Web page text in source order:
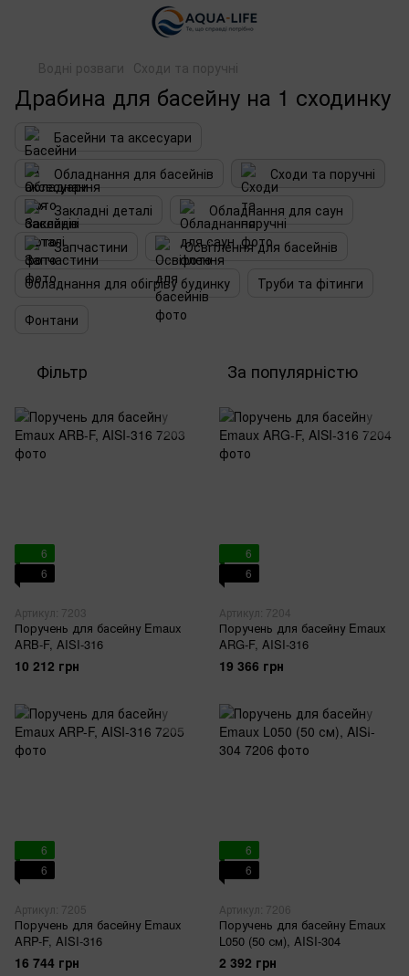
Водні розваги Сходи та поручні
Драбина для басейну на 1 сходинку
Басейни та аксесуари
Обладнання для басейнів
Сходи та поручні
Закладні деталі
Обладнання для саун
Запчастини
Освітлення для басейнів
Обладнання для обігріву будинку
Труби та фітинги
Фонтани
Фільтр За популярністю
6
6
Артикул: 7203
Поручень для басейну Emaux
ARB-F, AISI-316
10 212 грн
6
6
Артикул: 7204
Поручень для басейну Emaux
ARG-F, AISI-316
19 366 грн
6
6
Артикул: 7205
Поручень для басейну Emaux
ARP-F, AISI-316
16 744 грн
6
6
Артикул: 7206
Поручень для басейну Emaux
L050 (50 см), AISI-304
2 392 грн